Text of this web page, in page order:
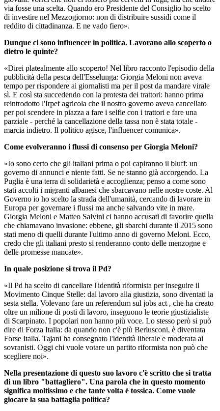
via fosse una scelta. Quando ero Presidente del Consiglio ho scelto
di investire nel Mezzogiorno: non di distribuire sussidi come il
reddito di cittadinanza. E ne vado fiero».
Dunque ci sono influencer in politica. Lavorano allo scoperto o
dietro le quinte?
«Direi platealmente allo scoperto! Nel libro racconto l'episodio della
pubblicità della pesca dell'Esselunga: Giorgia Meloni non aveva
tempo per rispondere ai giornalisti ma per il post da mandare virale
sì. E così sta succedendo con la protesta dei trattori: hanno prima
reintrodotto l'Irpef agricola che il nostro governo aveva cancellato
per poi scendere in piazza a fare i selfie con i trattori e fare una
parziale - perché la cancellazione della tassa non è stata totale -
marcia indietro. Il politico agisce, l'influencer comunica».
Come evolveranno i flussi di consenso per Giorgia Meloni?
«Io sono certo che gli italiani prima o poi capiranno il bluff: un
governo di annunci e niente fatti. Se ne stanno già accorgendo. La
Puglia è una terra di solidarietà e accoglienza; penso a come sono
stati accolti i migranti albanesi che sbarcavano nelle nostre coste. Al
Governo io ho scelto la strada dell'umanità, cercando di lavorare in
Europa per governare i flussi ma anche salvando vite in mare.
Giorgia Meloni e Matteo Salvini ci hanno accusati di favorire quella
che chiamavano invasione: ebbene, gli sbarchi durante il 2015 sono
stati meno di quelli durante l'ultimo anno di governo Meloni. Ecco,
credo che gli italiani presto si renderanno conto delle menzogne e
delle promesse mancate».
In quale posizione si trova il Pd?
«Il Pd ha scelto di cancellare l'identità riformista per inseguire il
Movimento Cinque Stelle: dal lavoro alla giustizia, sono diventati la
sesta stella. Volevano fare un referendum sul jobs act , che ha creato
oltre un milione di posti di lavoro, inseguono le teorie giustizialiste
di Scarpinato. I popolari non hanno più voce. Lo stesso però si può
dire di Forza Italia: da quando non c'è più Berlusconi, è diventata
Forse Italia. Tajani ha consegnato l'identità liberale e moderata ai
sovranisti. Oggi chi vuole votare un partito riformista non può che
scegliere noi».
Nella presentazione di questo suo lavoro c'è scritto che si tratta
di un libro "battagliero". Una parola che in questo momento
significa moltissimo e che tante volta è tossica. Come vuole
giocare la sua battaglia politica?